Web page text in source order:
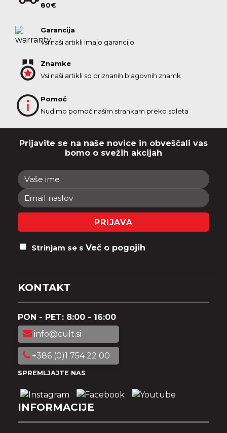
80€
Garancija
Vsi naši artikli imajo garancijo
Znamke
Vsi naši artikli so priznanih blagovnih znamk
Pomoč
Nudimo pomoč našim strankam preko spleta
Prijavite se na naše novice in obveščali vas
bomo o svežih akcijah
PRIJAVA
Strinjam se s Več o pogojih
KONTAKT
PON - PET: 8:00 - 16:00
info@cult.si
+386 (0)1 754 22 00
SPREMLJAJTE NAS
INFORMACIJE